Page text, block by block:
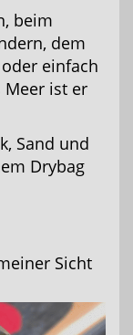
beim
dem
einfach
Meer ist er
Sand und
Drybag
Sicht